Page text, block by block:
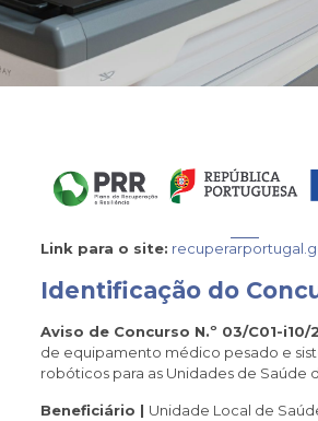
Link para o site:
Identificação do
Aviso de Concurso N.º 03/C01-i10/
de equipamento médico pesado e
robóticos para as Unidades de Saúde
Beneficiário | Unidade Local de